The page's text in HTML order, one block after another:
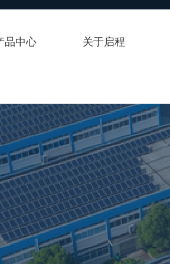
品中心 关于启程